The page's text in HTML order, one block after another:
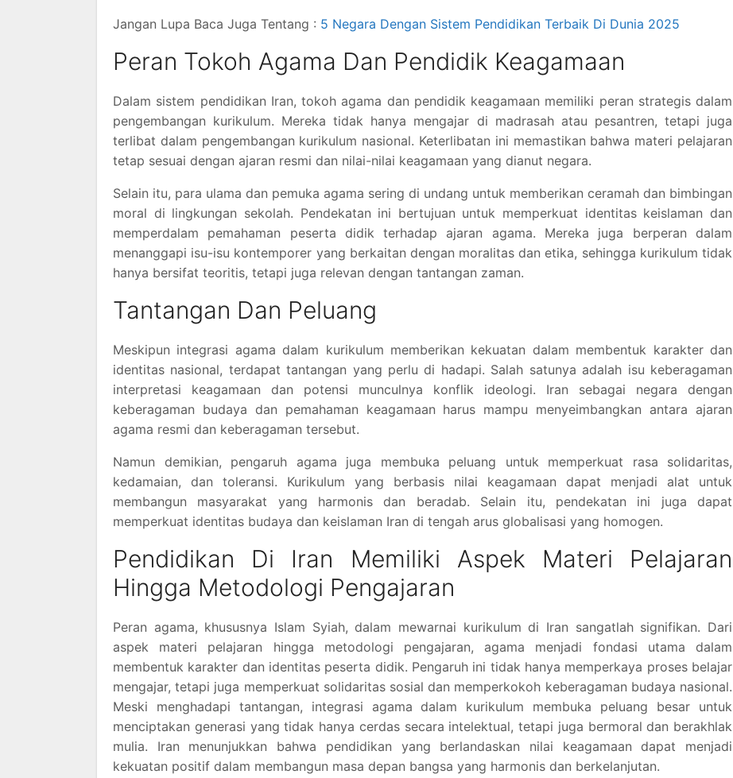
Jangan Lupa Baca Juga Tentang : 5 Negara Dengan Sistem Pendidikan Terbaik Di Dunia 2025
Peran Tokoh Agama Dan Pendidik Keagamaan
Dalam sistem pendidikan Iran, tokoh agama dan pendidik keagamaan memiliki peran strategis dalam
pengembangan kurikulum. Mereka tidak hanya mengajar di madrasah atau pesantren, tetapi juga
terlibat dalam pengembangan kurikulum nasional. Keterlibatan ini memastikan bahwa materi pelajaran
tetap sesuai dengan ajaran resmi dan nilai-nilai keagamaan yang dianut negara.
Selain itu, para ulama dan pemuka agama sering di undang untuk memberikan ceramah dan bimbingan
moral di lingkungan sekolah. Pendekatan ini bertujuan untuk memperkuat identitas keislaman dan
memperdalam pemahaman peserta didik terhadap ajaran agama. Mereka juga berperan dalam
menanggapi isu-isu kontemporer yang berkaitan dengan moralitas dan etika, sehingga kurikulum tidak
hanya bersifat teoritis, tetapi juga relevan dengan tantangan zaman.
Tantangan Dan Peluang
Meskipun integrasi agama dalam kurikulum memberikan kekuatan dalam membentuk karakter dan
identitas nasional, terdapat tantangan yang perlu di hadapi. Salah satunya adalah isu keberagaman
interpretasi keagamaan dan potensi munculnya konflik ideologi. Iran sebagai negara dengan
keberagaman budaya dan pemahaman keagamaan harus mampu menyeimbangkan antara ajaran
agama resmi dan keberagaman tersebut.
Namun demikian, pengaruh agama juga membuka peluang untuk memperkuat rasa solidaritas,
kedamaian, dan toleransi. Kurikulum yang berbasis nilai keagamaan dapat menjadi alat untuk
membangun masyarakat yang harmonis dan beradab. Selain itu, pendekatan ini juga dapat
memperkuat identitas budaya dan keislaman Iran di tengah arus globalisasi yang homogen.
Pendidikan Di Iran Memiliki Aspek Materi Pelajaran
Hingga Metodologi Pengajaran
Peran agama, khususnya Islam Syiah, dalam mewarnai kurikulum di Iran sangatlah signifikan. Dari
aspek materi pelajaran hingga metodologi pengajaran, agama menjadi fondasi utama dalam
membentuk karakter dan identitas peserta didik. Pengaruh ini tidak hanya memperkaya proses belajar
mengajar, tetapi juga memperkuat solidaritas sosial dan memperkokoh keberagaman budaya nasional.
Meski menghadapi tantangan, integrasi agama dalam kurikulum membuka peluang besar untuk
menciptakan generasi yang tidak hanya cerdas secara intelektual, tetapi juga bermoral dan berakhlak
mulia. Iran menunjukkan bahwa pendidikan yang berlandaskan nilai keagamaan dapat menjadi
kekuatan positif dalam membangun masa depan bangsa yang harmonis dan berkelanjutan.